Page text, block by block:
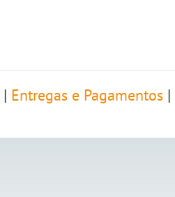
Entregas e Pagamentos